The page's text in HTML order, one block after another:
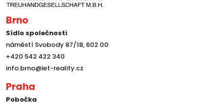
Brno
Sídlo společnosti
náměstí Svobody 87/18, 602 00
+420 542 422 340
info.brno@iet-reality.cz
Praha
Pobočka